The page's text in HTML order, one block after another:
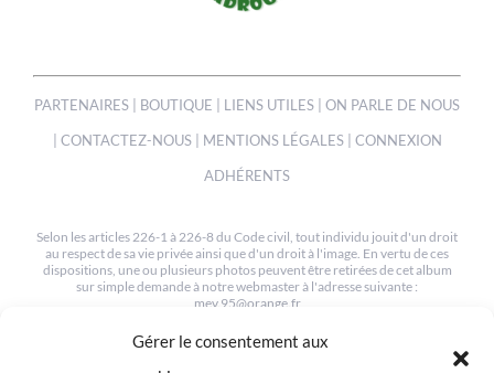
Gérer le consentement aux
PARTENAIRES BOUTIQUE LIENS UTILES
ON PARLE DE NOUS
CONTACTEZ-NOUS| MENTIONS LÉGALES| CONNEXION
ADHÉRENTS
Selon les articles 226-1 à 226-8 du Code civil, tout individu jouit d'un droit
au respect de sa vie privée ainsi que d'un droit à l'image. En vertu de ces
dispositions, une ou plusieurs photos peuvent être retirées de cet album
sur simple demande à notre webmaster à l'adresse suivante :
mev.95@orange.fr
© COPYRIGHT 2012-2022 | TOUS LES DROITS SONT RESERVÉS